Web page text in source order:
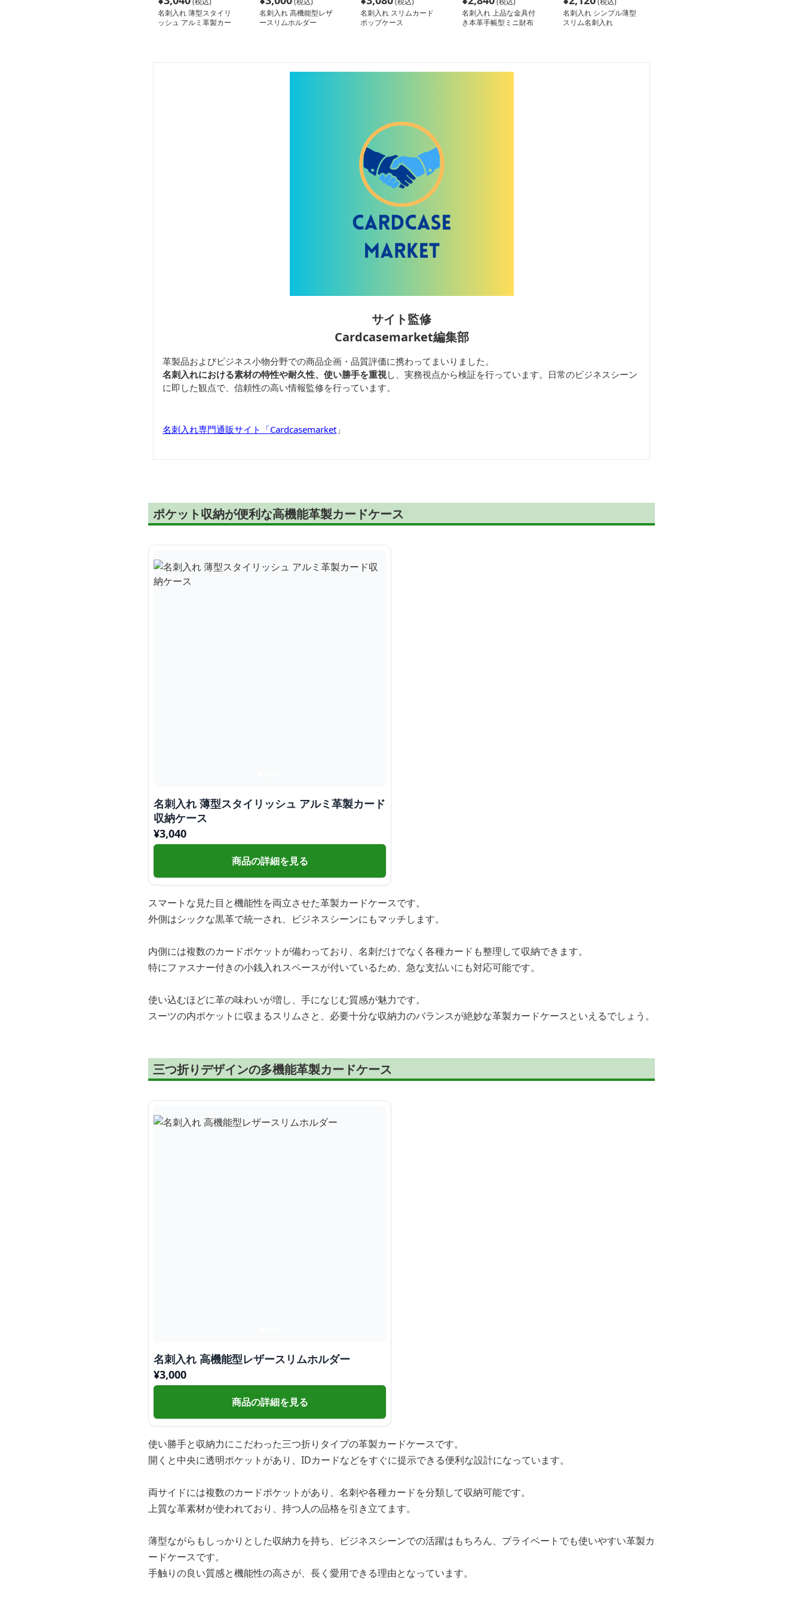
名刺入れ 薄型スタイリ
ッシュ アルミ革製カー
名刺入れ 高機能型レザ
ースリムホルダー
名刺入れ スリムカード
ポップケース
名刺入れ 上品な金具付
き本革手帳型ミニ財布
名刺入れ シンプル薄型
スリム名刺入れ
サイト監修
Cardcasemarket編集部
革製品およびビジネス小物分野での商品企画・品質評価に携わってまいりました。
名刺入れにおける素材の特性や耐久性、使い勝手を重視し、実務視点から検証を行っています。日常のビジネスシーン
に即した観点で、信頼性の高い情報監修を行っています。
名刺入れ専門通販サイト「Cardcasemarket 」
ポケット収納が便利な高機能革製カードケース
名刺入れ 薄型スタイリッシュ アルミ革製カード
収納ケース
¥3,040
商品の詳細を見る
スマートな見た目と機能性を両立させた革製カードケースです。
外側はシックな黒革で統一され、ビジネスシーンにもマッチします。
内側には複数のカードポケットが備わっており、名刺だけでなく各種カードも整理して収納できます。
特にファスナー付きの小銭入れスペースが付いているため、急な支払いにも対応可能です。
使い込むほどに革の味わいが増し、手になじむ質感が魅力です。
スーツの内ポケットに収まるスリムさと、必要十分な収納力のバランスが絶妙な革製カードケースといえるでしょう。
三つ折りデザインの多機能革製カードケース
名刺入れ 高機能型レザースリムホルダー
¥3,000
商品の詳細を見る
使い勝手と収納力にこだわった三つ折りタイプの革製カードケースです。
開くと中央に透明ポケットがあり、IDカードなどをすぐに提示できる便利な設計になっています。
両サイドには複数のカードポケットがあり、名刺や各種カードを分類して収納可能です。
上質な革素材が使われており、持つ人の品格を引き立てます。
薄型ながらもしっかりとした収納力を持ち、ビジネスシーンでの活躍はもちろん、プライベートでも使いやすい革製カ
ードケースです。
手触りの良い質感と機能性の高さが、長く愛用できる理由となっています。